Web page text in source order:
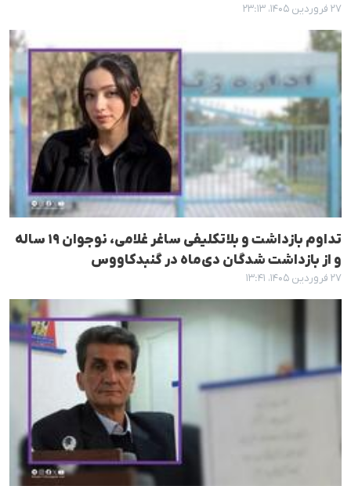
۲۷ فروردین ۱۴۰۵، ۲۳:۱۳
تداوم بازداشت و بلاتکلیفی ساغر غلامی، نوجوان ۱۹ ساله
و از بازداشت شدگان دی‌ماه در گنبدکاووس
۲۷ فروردین ۱۴۰۵، ۱۳:۴۱